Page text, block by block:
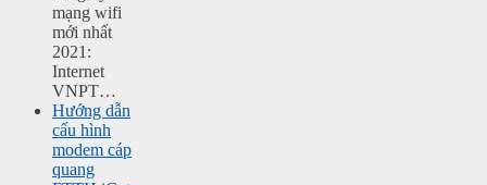
mạng wifi
mới nhất
2021:
Internet
VNPT…
Hướng dẫn
cấu hình
modem cáp
quang